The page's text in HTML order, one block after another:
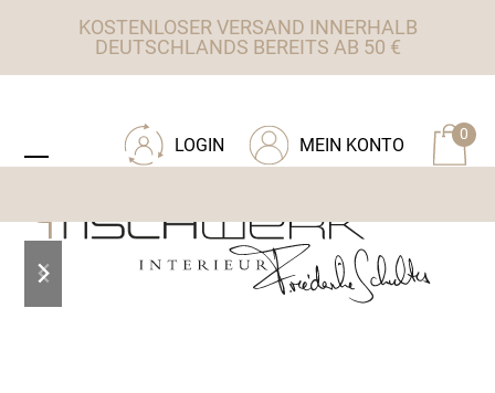
KOSTENLOSER VERSAND INNERHALB
DEUTSCHLANDS BEREITS AB 50 €
0
MEIN KONTO
LOGIN
mobile
mobile
slide
slide